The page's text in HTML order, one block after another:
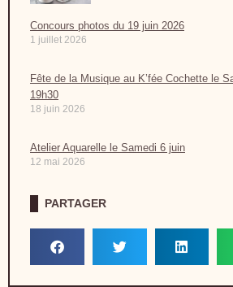
Concours photos du 19 juin 2026
1 juillet 2026
Fête de la Musique au K’fée Cochette le
19h30
18 juin 2026
Atelier Aquarelle le Samedi 6 juin
12 mai 2026
PARTAGER